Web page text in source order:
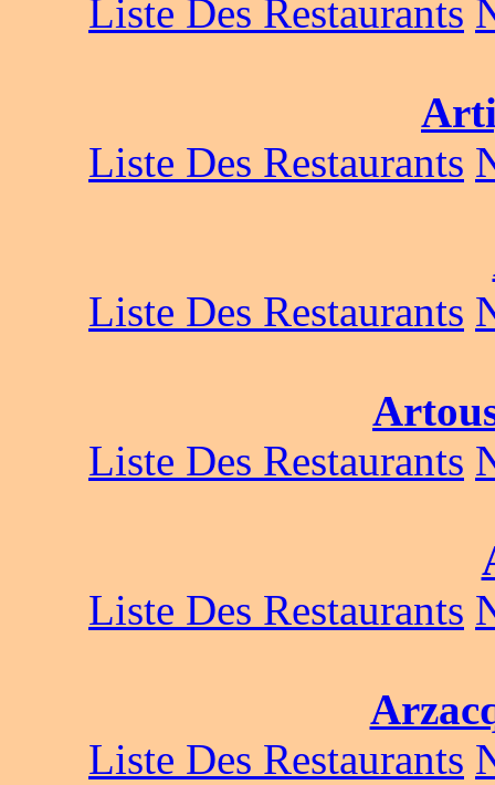
Liste Des Restaurants
Liste Des Restaurants
Liste Des Restaurants
Liste Des Restaurants
Liste Des Restaurants
Liste Des Restaurants